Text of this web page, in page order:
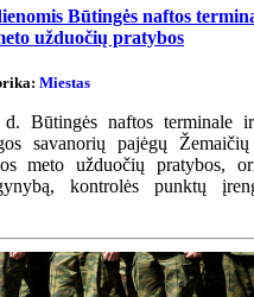
Būtingės naftos
užduočių pratybos
Miestas
d. Būtingės naftos terminale
savanorių pajėgų
meto užduočių pratybos,
kontrolės punktų